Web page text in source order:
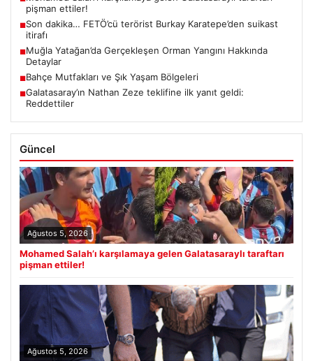
pişman ettiler!
■Son dakika… FETÖ’cü terörist Burkay Karatepe’den suikast
itirafı
■Muğla Yatağan’da Gerçekleşen Orman Yangını Hakkında
Detaylar
■Bahçe Mutfakları ve Şık Yaşam Bölgeleri
■Galatasaray’ın Nathan Zeze teklifine ilk yanıt geldi:
Reddettiler
Güncel
Ağustos 5, 2026
Mohamed Salah’ı karşılamaya gelen Galatasaraylı taraftarı
pişman ettiler!
Ağustos 5, 2026